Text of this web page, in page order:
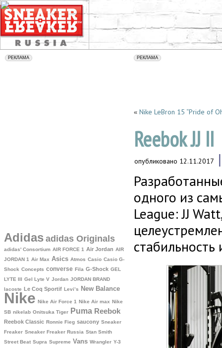
Adidas adidas Originals
adidas' Consortium AIR FORCE 1 Air Jordan AIR
JORDAN 1 Air Max Asics Atmos Casio Casio G-
Shock Concepts converse Fila G-Shock GEL
LYTE III Gel Lyte V Jordan JORDAN BRAND
lacoste Le Coq Sportif Levi’s New Balance
Nike Nike Air Force 1 Nike Air max Nike
SB nikelab Onitsuka Tiger Puma Reebok
Reebok Classic Ronnie Fieg saucony Sneaker
Freaker Sneaker Freaker Russia Stan Smith
Street Beat Supra Supreme Vans Wrangler Y-3
« Nike LeBron 15 “Pride of
Reebok JJ II
опубликовано 12.11.2017
одного из
League: JJ